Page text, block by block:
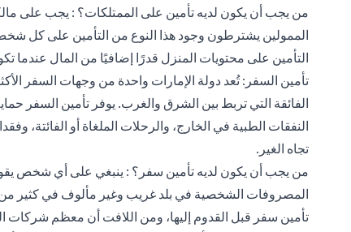
من يجب أن يكون لديه تأمين على الممتلكات؟ : يجب على
الممولين يشترطون وجود هذا النوع من التأمين على كل
التأمين على محتويات المنزل قدرًا إضافيًا من المال عندما
تأمين السفر: تُعد دولة الإمارات واحدة من وجهات السفر
الفائقة التي تربط بين الشرق والغرب. يوفر تأمين السفر
النفقات الطبية في الخارج، والرحلات الملغاة أو الفائتة،
تجاه الغير.
من يجب أن يكون لديه تأمين سفر؟ : ينبغي على أي شخص
المصروفات الشخصية في بلد غريب وغير مألوف في كثير
تأمين سفر قبل القدوم إليها، ومن اللافت أن معظم شركات التأمين